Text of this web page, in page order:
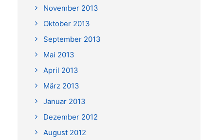
November 2013
Oktober 2013
September 2013
Mai 2013
April 2013
März 2013
Januar 2013
Dezember 2012
August 2012